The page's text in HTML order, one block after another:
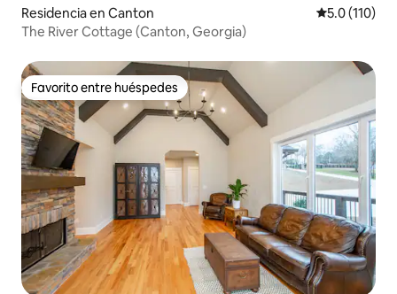
Residencia en Canton Calificación
5.0 (110)
The River Cottage (Canton, Georgia)
Favorito entre huéspedes
Favorito entre huéspedes